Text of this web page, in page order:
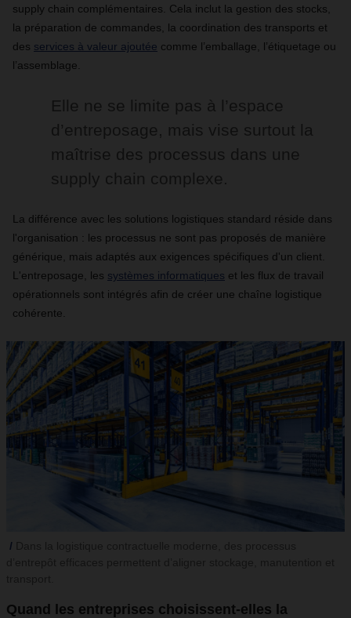
supply chain complémentaires. Cela inclut la gestion des stocks,
la préparation de commandes, la coordination des transports et
des services à valeur ajoutée comme l’emballage, l’étiquetage ou
l’assemblage.
Elle ne se limite pas à l’espace
d’entreposage, mais vise surtout la
maîtrise des processus dans une
supply chain complexe.
La différence avec les solutions logistiques standard réside dans
l'organisation : les processus ne sont pas proposés de manière
générique, mais adaptés aux exigences spécifiques d'un client.
L'entreposage, les systèmes informatiques et les flux de travail
opérationnels sont intégrés afin de créer une chaîne logistique
cohérente.
Quand les entreprises choisissent-elles la